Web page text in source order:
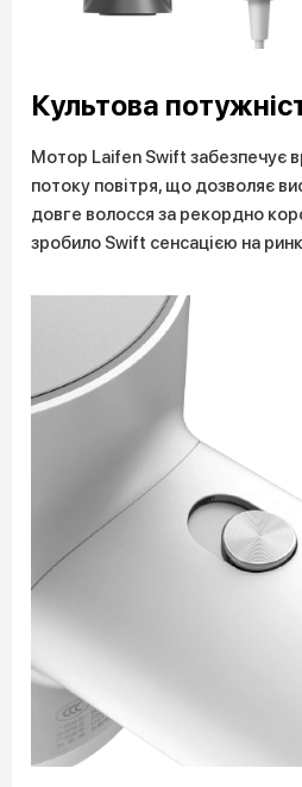
Культова
Мотор Laifen Swift забезпечує
потоку повітря, що дозволяє
довге волосся за рекордно
зробило Swift сенсацією на